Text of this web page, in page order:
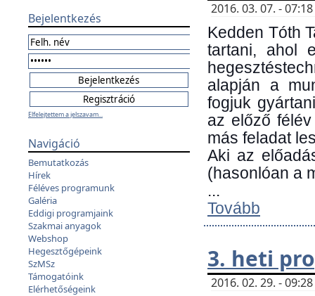
Bejelentkezés
Elfelejtettem a jelszavam...
Navigáció
Bemutatkozás
Hírek
Féléves programunk
Galéria
Eddigi programjaink
Szakmai anyagok
Webshop
Hegesztőgépeink
SzMSz
Támogatóink
Elérhetőségeink
2016. 03. 07. -
Kedden Tóth
tartani, ahol
alapján a
fogjuk
az előző
más feladat
Aki az
(hasonlóan a
...
Tovább
3. heti
2016. 02. 29. -